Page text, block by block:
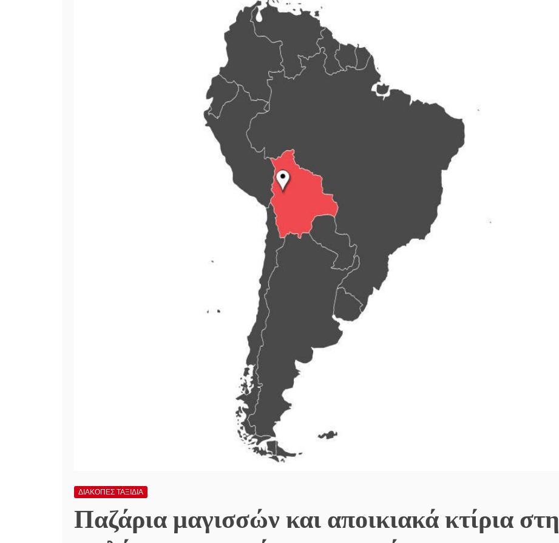
ΔΙΑΚΟΠΕΣ ΤΑΞΙΔΙΑ
Παζάρια μαγισσών και αποικιακά κτίρια στη